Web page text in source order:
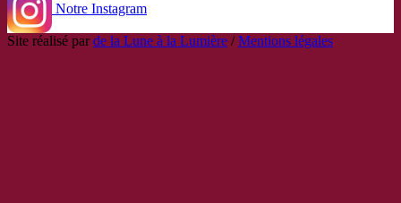
Notre Instagram
Site réalisé parde la Lune à la Lumière /Mentions légales